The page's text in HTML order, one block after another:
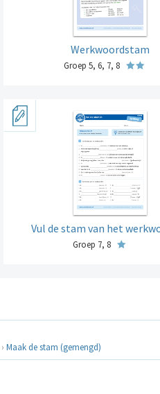
Werkwoordstam
Groep 5, 6, 7, 8
Vul de stam van het
Groep 7, 8
› Maak de stam (gemengd)